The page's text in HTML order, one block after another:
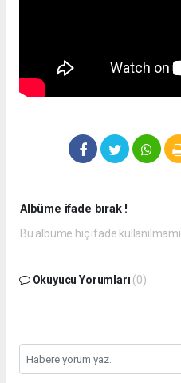
Albüme ifade bırak !
Bu albüme hiç ifade
Okuyucu Yorumları (0)